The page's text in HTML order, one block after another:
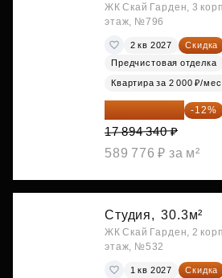
ЖК Скай Гарден, 3
этаж, №796
2 кв 2027
Скидка
Предчистовая отделка
Квартира за 2 000 ₽/мес
15 747 019 ₽ -12%
17 894 340 ₽
589 776 ₽ за м²
Студия, 30.3м²
ЖК Скай Гарден, 2
этаж, №532
1 кв 2027
Скидка